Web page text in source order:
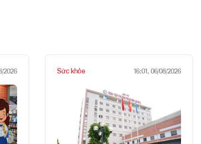
2026 Sức khỏe 16:01, 06/08/2026